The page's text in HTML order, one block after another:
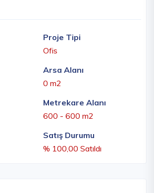
Proje Tipi
Ofis
Arsa Alanı
0 m2
Metrekare Alanı
600 - 600 m2
Satış Durumu
% 100,00 Satıldı